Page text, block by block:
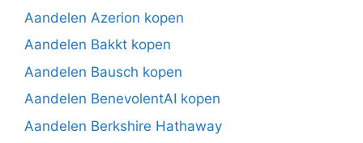
Aandelen Azerion kopen
Aandelen Bakkt kopen
Aandelen Bausch kopen
Aandelen BenevolentAI kopen
Aandelen Berkshire Hathaway